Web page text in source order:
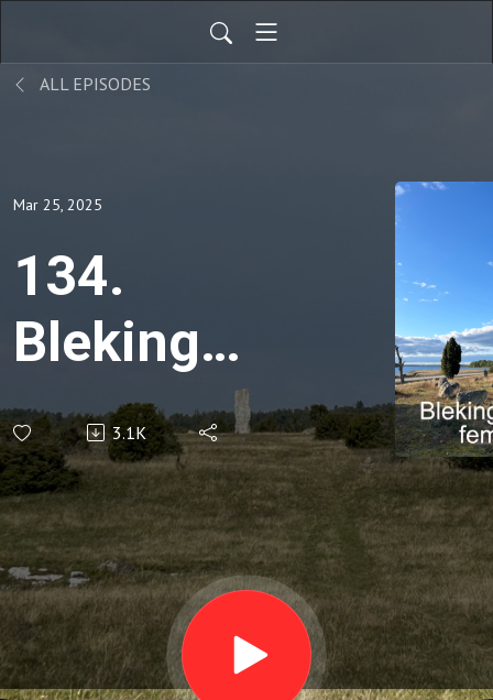
ALL EPISODES
Mar 25, 2025
134.
Blekinges
historia
på fem
kilometer
3.1K